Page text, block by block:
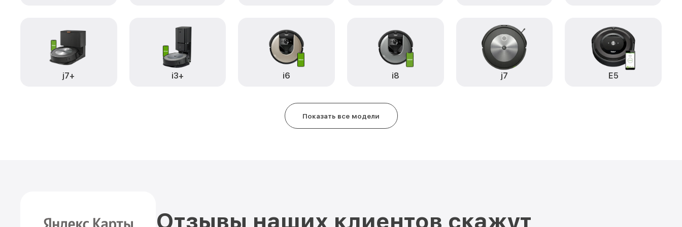
j7+ i3+ i6 i8 j7 E5
Показать все модели
Отзывы наших клиентов скажут